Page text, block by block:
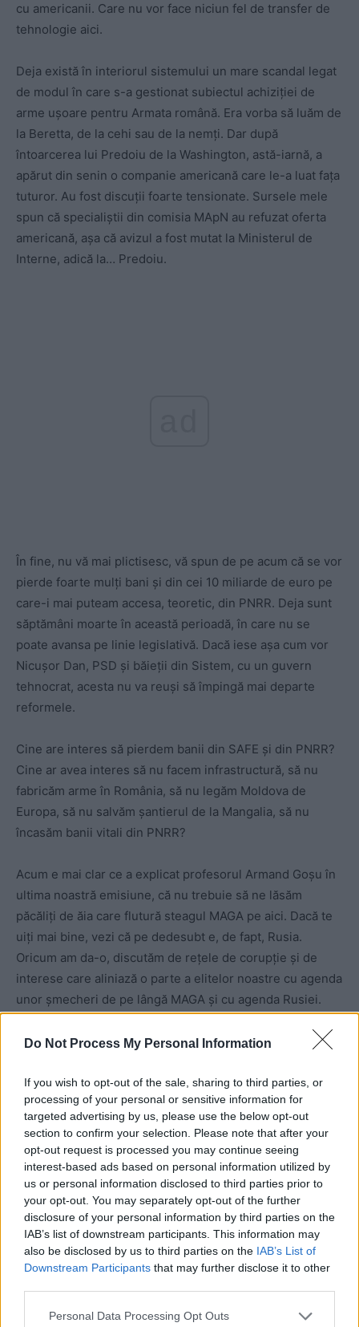
Do Not Process My Personal Information
If you wish to opt-out of the sale, sharing to third parties, or
processing of your personal or sensitive information for
targeted advertising by us, please use the below opt-out
section to confirm your selection. Please note that after your
opt-out request is processed you may continue seeing
interest-based ads based on personal information utilized by
us or personal information disclosed to third parties prior to
your opt-out. You may separately opt-out of the further
disclosure of your personal information by third parties on the
IAB’s list of downstream participants. This information may
also be disclosed by us to third parties on the IAB’s List of
Downstream Participants that may further disclose it to other
Personal Data Processing Opt Outs
cu americanii. Care nu vor face niciun fel de transfer de
tehnologie aici.
Deja există în interiorul sistemului un mare scandal legat
de modul în care s-a gestionat subiectul achiziției de
arme ușoare pentru Armata română. Era vorba să luăm de
la Beretta, de la cehi sau de la nemți. Dar după
întoarcerea lui Predoiu de la Washington, astă-iarnă, a
apărut din senin o companie americană care le-a luat fața
tuturor. Au fost discuții foarte tensionate. Sursele mele
spun că specialiștii din comisia MApN au refuzat oferta
americană, așa că avizul a fost mutat la Ministerul de
Interne, adică la… Predoiu.
În fine, nu vă mai plictisesc, vă spun de pe acum că se vor
pierde foarte mulți bani și din cei 10 miliarde de euro pe
care-i mai puteam accesa, teoretic, din PNRR. Deja sunt
săptămâni moarte în această perioadă, în care nu se
poate avansa pe linie legislativă. Dacă iese așa cum vor
Nicușor Dan, PSD și băieții din Sistem, cu un guvern
tehnocrat, acesta nu va reuși să împingă mai departe
reformele.
Cine are interes să pierdem banii din SAFE și din PNRR?
Cine ar avea interes să nu facem infrastructură, să nu
fabricăm arme în România, să nu legăm Moldova de
Europa, să nu salvăm șantierul de la Mangalia, să nu
încasăm banii vitali din PNRR?
Acum e mai clar ce a explicat profesorul Armand Goșu în
ultima noastră emisiune, că nu trebuie să ne lăsăm
păcăliți de ăia care flutură steagul MAGA pe aici. Dacă te
uiți mai bine, vezi că pe dedesubt e, de fapt, Rusia.
Oricum am da-o, discutăm de rețele de corupție și de
interese care aliniază o parte a elitelor noastre cu agenda
unor șmecheri de pe lângă MAGA și cu agenda Rusiei.
ad